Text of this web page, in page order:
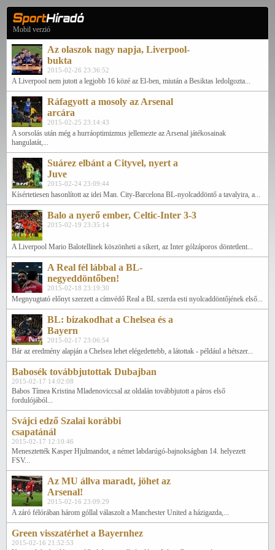
Mobil verzió
Az olaszok nagy napja, Liverpool-
bukta
2015-02-26 23:36:52
A Liverpool nem jutott a legjobb 16 közé az El-ben, miután a Besiktas ledolgozta...
Ráfagyott a mosoly az Arsenal
arcára
2015-02-25 23:14:43
A sorsolás után még a hurráoptimizmus jellemezte az Arsenal játékosainak
hangulatát,...
Suárez elbánt a Cityvel, nyert a
Juve
2015-02-24 23:09:44
Kísértetiesen hasonlított az idei Man. City-Barcelona BL-nyolcaddöntő a tavalyira, a...
Balo a nyerő ember, Celtic-Inter 3-3
2015-02-19 23:35:14
A Liverpool Mario Balotellinek köszönheti a sikert, az Inter gólzáporos döntetlent...
A Real fél lábbal a BL-
negyeddöntőben!
2015-02-18 23:19:30
Megnyugtató előnyt szerzett a címvédő Real a BL szerda esti nyolcaddöntőjének első...
BL: bizakodhat a Chelsea és a
Bayern
2015-02-17 23:06:54
Bár az eredmény alapján a Chelsea lehet elégedettebb, a látottak - például a hétszer...
Babosék továbbjutottak Dubajban
2015-02-17 14:02:08
Babos Tímea Kristina Mladenoviccsal az oldalán továbbjutott a páros első
fordulójából...
Svájci edző Szalai korábbi
csapatánál
2015-02-17 12:10:46
Menesztették Kasper Hjulmandot, a német labdarúgó-bajnokságban 14. helyezett
FSV...
Az MU állva maradt, jöhet az
Arsenal!
2015-02-16 23:09:29
A záró félórában három góllal válaszolt a Manchester United a házigazda,...
Green visszatérhet a Bayernhez
2015-02-16 21:52:53